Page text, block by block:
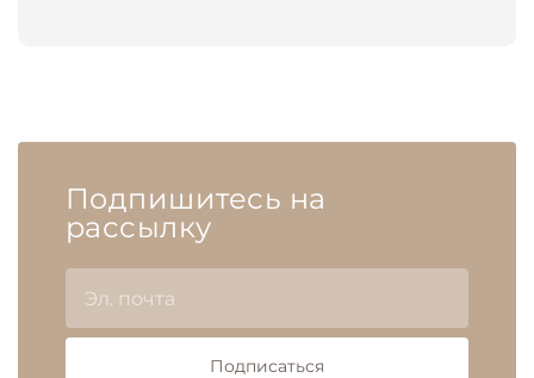
Подпишитесь на
рассылку
Подписаться